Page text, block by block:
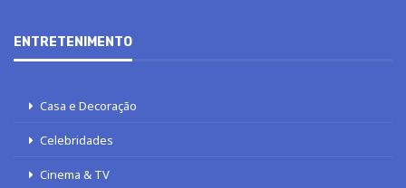
ENTRETENIMENTO
Casa e Decoração
Celebridades
Cinema & TV